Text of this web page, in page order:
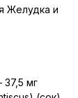
Желудка и
37,5 мг